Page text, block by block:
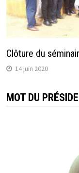
Clôture du
14 juin 2020
MOT DU